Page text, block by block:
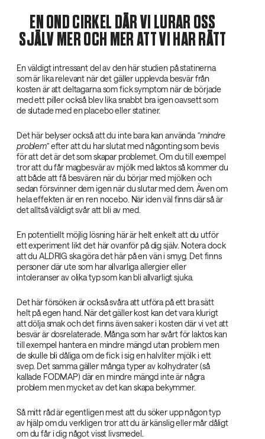
EN OND CIRKEL DÄR VI LURAR OSS
SJÄLV MER OCH MER ATT VI HAR RÄTT
En väldigt intressant del av den här studien på statinerna
som är lika relevant när det gäller upplevda besvär från
kosten är att deltagarna som fick symptom när de började
med ett piller också blev lika snabbt bra igen oavsett som
de slutade med en placebo eller statiner.
Det här belyser också att du inte bara kan använda ”mindre
problem”efter att du har slutat med någonting som bevis
för att det är det som skapar problemet. Om du till exempel
tror att du får magbesvär av mjölk med laktos så kommer du
att både att få besvären när du börjar med mjölken och
sedan försvinner dem igen när du slutar med dem. Även om
hela effekten är en ren nocebo. När iden väl finns där så är
det alltså väldigt svår att bli av med.
En potentiellt möjlig lösning här är helt enkelt att du utför
ett experiment likt det här ovanför på dig själv. Notera dock
att du ALDRIG ska göra det här på en vän i smyg. Det finns
personer där ute som har allvarliga allergier eller
intoleranser av olika typ som kan bli allvarligt sjuka.
Det här försöken är också svåra att utföra på ett bra sätt
helt på egen hand. När det gäller kost kan det vara klurigt
att dölja smak och det finns även saker i kosten där vi vet att
besvär är dosrelaterade. Många som har svårt för laktos kan
till exempel hantera en mindre mängd utan problem men
de skulle bli dåliga om de fick i sig en halvliter mjölk i ett
svep. Det samma gäller många typer av kolhydrater (så
kallade FODMAP) där en mindre mängd inte är några
problem men mycket av det kan skapa bekymmer.
Så mitt råd är egentligen mest att du söker upp någon typ
av hjälp om du verkligen tror att du är känslig eller mår dåligt
om du får i dig något visst livsmedel.